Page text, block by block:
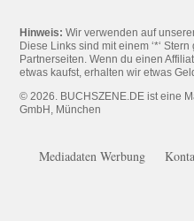
Hinweis: Wir verwenden auf
Diese Links sind mit einem ‘*‘
Partnerseiten. Wenn du einen
etwas kaufst, erhalten wir etwas
© 2026. BUCHSZENE.DE ist eine
GmbH, München
Mediadaten Werbung